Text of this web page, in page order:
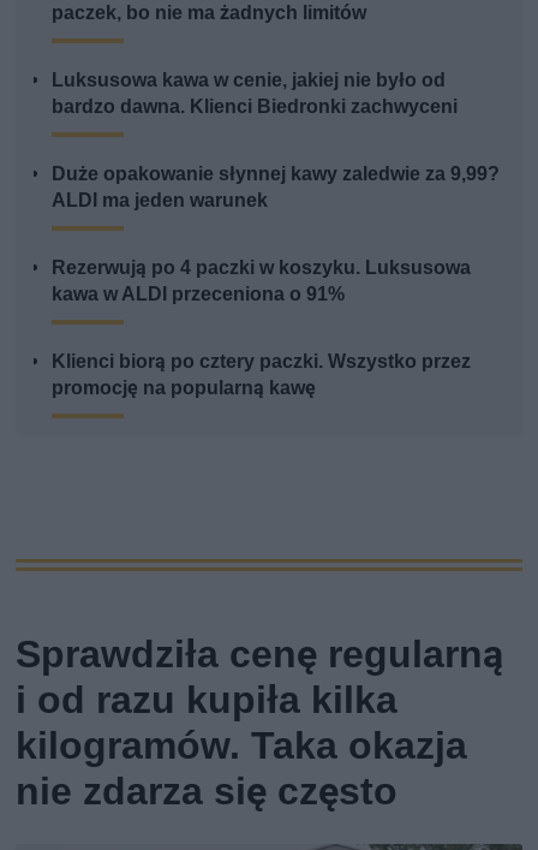
paczek, bo nie ma żadnych limitów
Luksusowa kawa w cenie, jakiej nie było od
bardzo dawna. Klienci Biedronki zachwyceni
Duże opakowanie słynnej kawy zaledwie za 9,99?
ALDI ma jeden warunek
Rezerwują po 4 paczki w koszyku. Luksusowa
kawa w ALDI przeceniona o 91%
Klienci biorą po cztery paczki. Wszystko przez
promocję na popularną kawę
Sprawdziła cenę regularną
i od razu kupiła kilka
kilogramów. Taka okazja
nie zdarza się często